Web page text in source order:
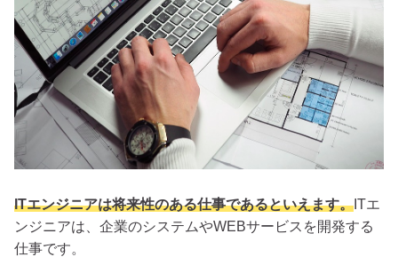
ITエンジニアは将来性のある仕事であるといえます。 ITエ
ンジニアは、企業のシステムやWEBサービスを開発する
仕事です。